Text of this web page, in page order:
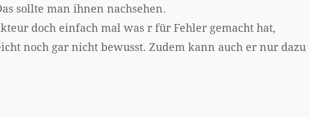
sollte man ihnen nachsehen.
doch einfach mal was r für Fehler gemacht hat,
noch gar nicht bewusst. Zudem kann auch er nur dazu